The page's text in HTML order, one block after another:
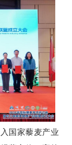
国家藜麦产业